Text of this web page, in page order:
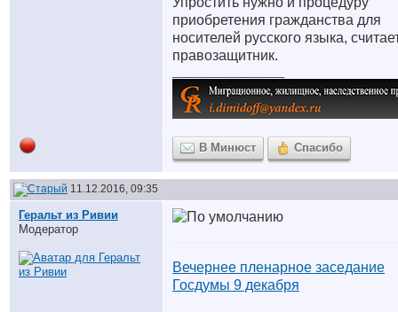
приобретения гражданства для
носителей русского языка,
правозащитник.
В Минюст Спасибо
11.12.2016, 09:35
Геральт из Ривии
Модератор
Вечернее пленарное заседание
Госдумы 9 декабря